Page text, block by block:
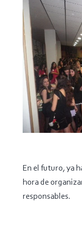
En el futuro, ya
hora de
responsables.